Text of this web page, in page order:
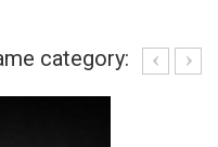
category: